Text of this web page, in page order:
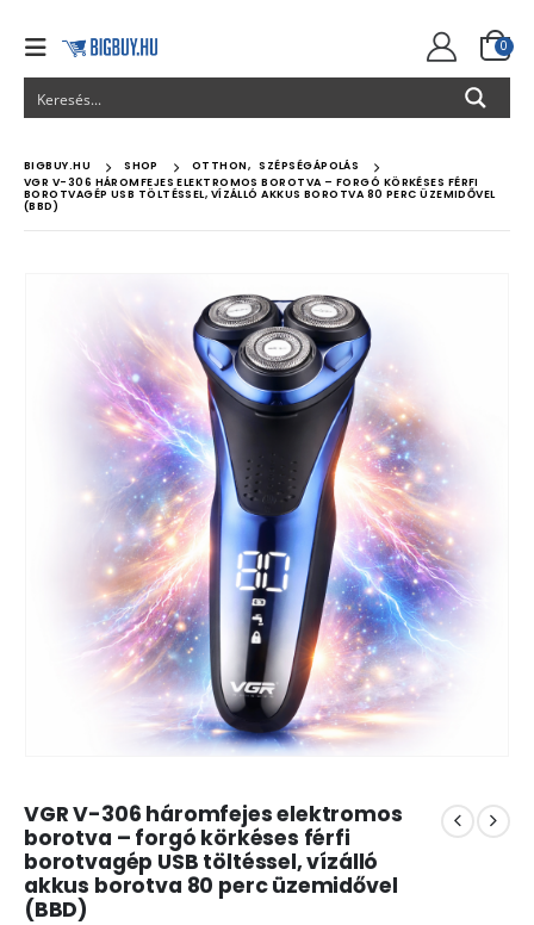
0
BIGBUY.HU SHOP OTTHON,
SZÉPSÉGÁPOLÁS
VGR V-306 HÁROMFEJES ELEKTROMOS BOROTVA – FORGÓ KÖRKÉSES FÉRFI
BOROTVAGÉP USB TÖLTÉSSEL, VÍZÁLLÓ AKKUS BOROTVA 80 PERC ÜZEMIDŐVEL
(BBD)
VGR V-306 háromfejes elektromos
borotva – forgó körkéses férfi
borotvagép USB töltéssel, vízálló
akkus borotva 80 perc üzemidővel
(BBD)